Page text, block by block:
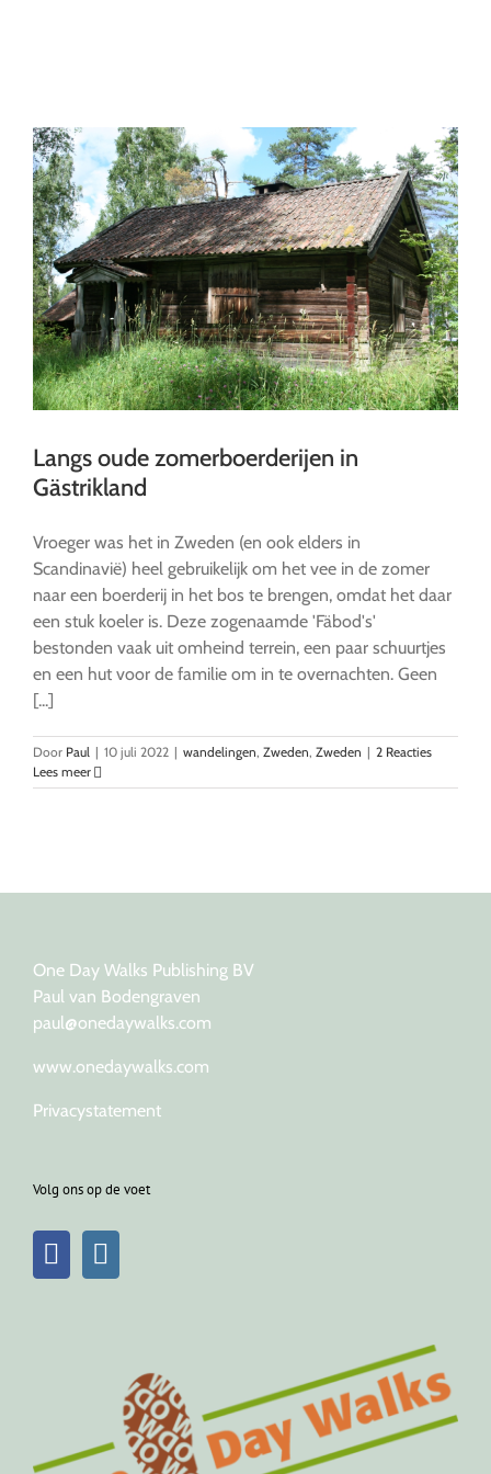
Langs oude zomerboerderijen in
Gästrikland
Vroeger was het in Zweden (en ook elders in
Scandinavië) heel gebruikelijk om het vee in de zomer
naar een boerderij in het bos te brengen, omdat het daar
een stuk koeler is. Deze zogenaamde 'Fäbod's'
bestonden vaak uit omheind terrein, een paar schuurtjes
en een hut voor de familie om in te overnachten. Geen
[...]
Door Paul | 10 juli 2022 | wandelingen, Zweden, Zweden | 2 Reacties
Lees meer
One Day Walks Publishing BV
Paul van Bodengraven
paul@onedaywalks.com
www.onedaywalks.com
Privacystatement
Volg ons op de voet